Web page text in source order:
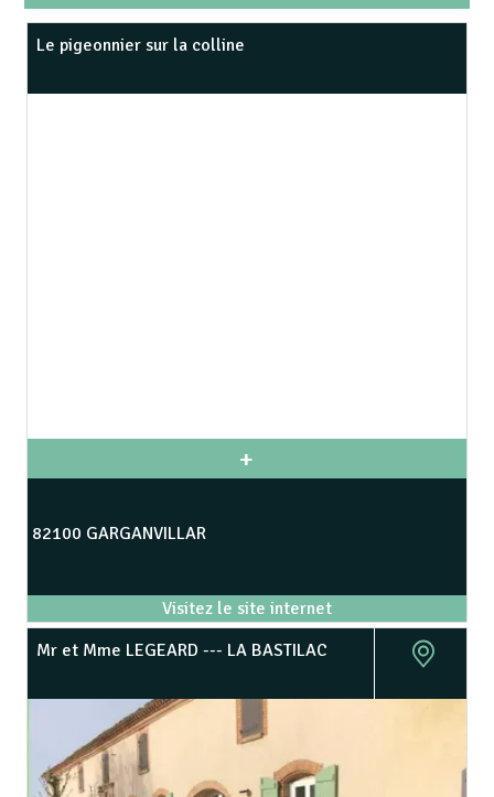
Le pigeonnier sur la colline
82100 GARGANVILLAR
Mr et Mme LEGEARD --- LA BASTILAC